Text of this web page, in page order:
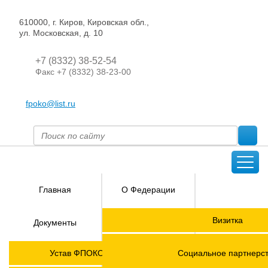
610000, г. Киров, Кировская обл.,
ул. Московская, д. 10
+7 (8332) 38-52-54
Факс +7 (8332) 38-23-00
fpoko@list.ru
Главная О Федерации
Визитка
Документы
Устав ФПОКО с изменениями от 2026 года
Социальное
Членские